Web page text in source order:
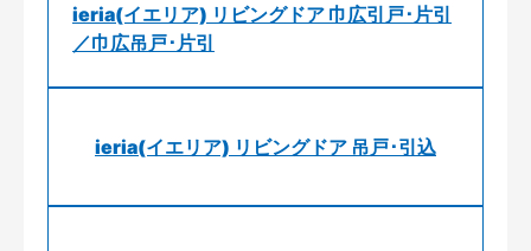
ieria(イエリア) リビングドア 巾広引戸･片引
／巾広吊戸･片引
ieria(イエリア) リビングドア 吊戸･引込